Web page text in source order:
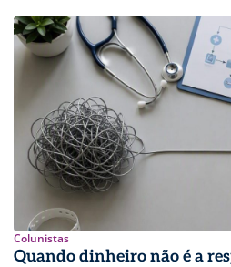
Colunistas
Quando dinheiro não é a